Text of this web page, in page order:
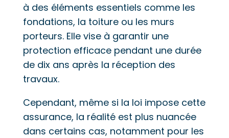
à des éléments essentiels comme les
fondations, la toiture ou les murs
porteurs. Elle vise à garantir une
protection efficace pendant une durée
de dix ans après la réception des
travaux.
Cependant, même si la loi impose cette
assurance, la réalité est plus nuancée
dans certains cas, notamment pour les